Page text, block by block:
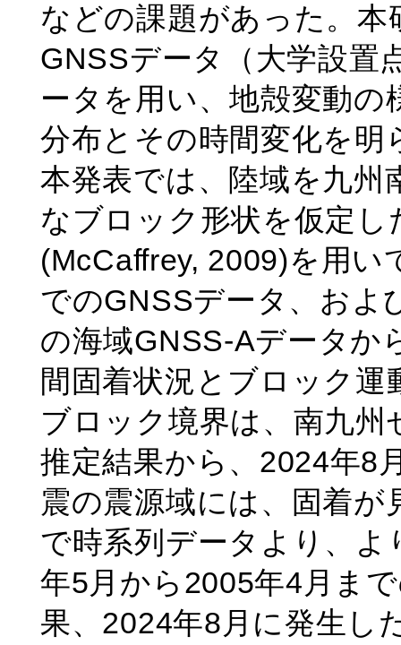
などの課題があった。
GNSSデータ（大学設置
ータを用い、地殻変動
分布とその時間変化を
本発表では、陸域を九州
なブロック形状を仮定
(McCaffrey, 2009)を用
でのGNSSデータ、およ
の海域GNSS-Aデータか
間固着状況とブロック
ブロック境界は、南九
推定結果から、2024年8
震の震源域には、固着
で時系列データより、
年5月から2005年4月ま
果、2024年8月に発生し